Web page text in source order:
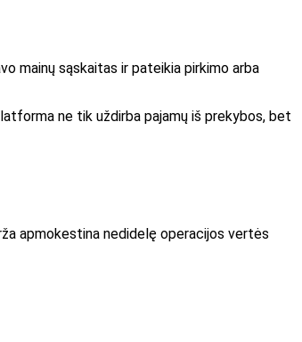
mainų sąskaitas ir pateikia pirkimo arba
ne tik uždirba pajamų iš prekybos, bet
apmokestina nedidelę operacijos vertės